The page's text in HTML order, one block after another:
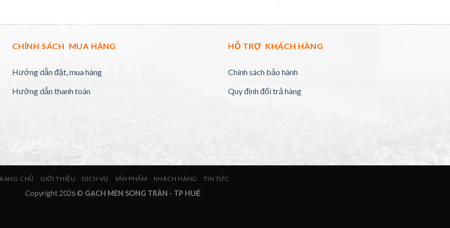
CHÍNH SÁCH MUA HÀNG
Hướng dẫn đặt, mua hàng
Hướng dẫn thanh toán
HỖ TRỢ KHÁCH HÀNG
Chính sách bảo hành
Quy định đổi trả hàng
CHỦ GIỚI THIỆU DỊCH VỤ SẢN PHẨM KHÁCH HÀNG TIN TỨC
Copyright 2026 © GẠCH MEN SONG TRẦN - TP HUẾ